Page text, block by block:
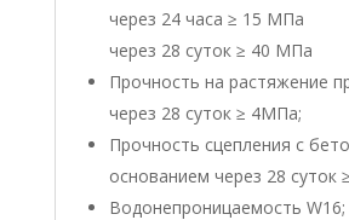
через 24 часа ≥ 15 МПа
через 28 суток ≥ 40 МПа
Прочность на растяжение
через 28 суток ≥ 4МПа;
Прочность сцепления с
основанием через 28 суток
Водонепроницаемость W16;